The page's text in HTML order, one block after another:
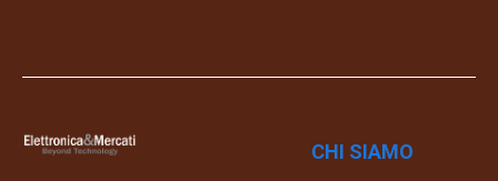
CHI SIAMO